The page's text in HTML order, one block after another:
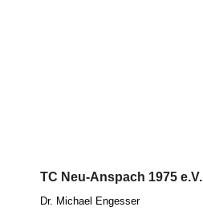
TC Neu-Anspach 1975 e.V.
Dr. Micha­el Eng­es­ser